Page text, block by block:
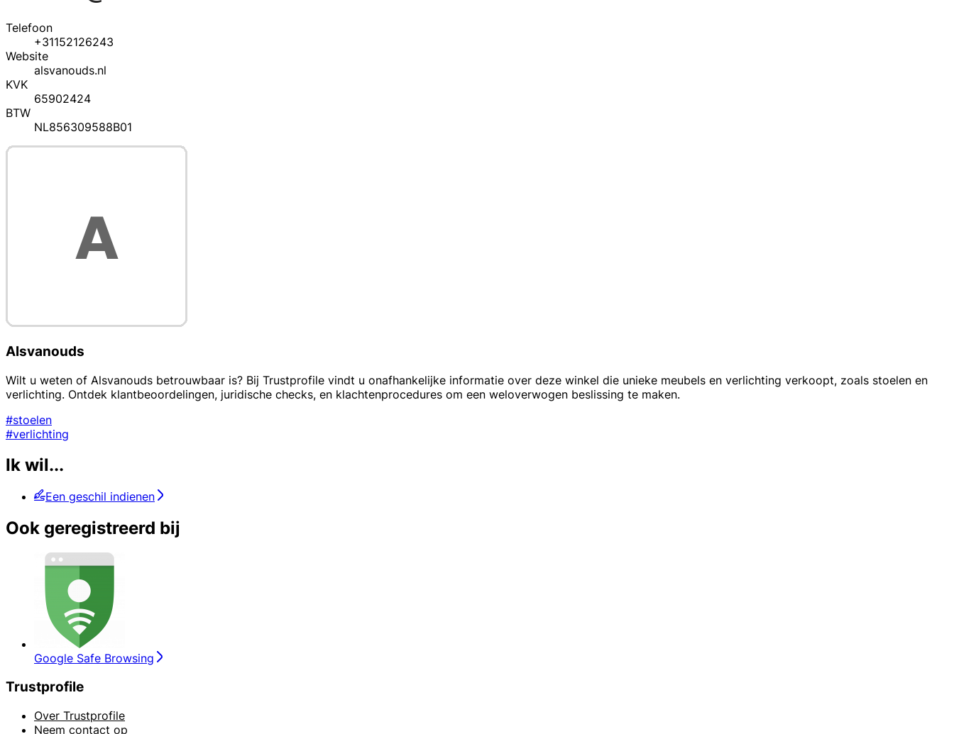
Telefoon
+31152126243
Website
alsvanouds.nl
KVK
65902424
BTW
NL856309588B01
Alsvanouds
Wilt u weten of Alsvanouds betrouwbaar is? Bij Trustprofile vindt u onafhankelijke informatie over deze winkel die unieke meubels en verlichting verkoopt, zoals stoelen en
verlichting. Ontdek klantbeoordelingen, juridische checks, en klachtenprocedures om een weloverwogen beslissing te maken.
#stoelen
#verlichting
Ik wil...
Een geschil indienen
Ook geregistreerd bij
Google Safe Browsing
Trustprofile
Over Trustprofile
Neem contact op